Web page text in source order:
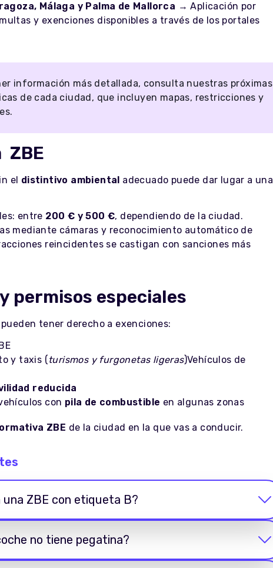
Málaga y Palma de Mallorca → Aplicación por
y exenciones disponibles a través de los portales
información más detallada, consulta nuestras próximas
de cada ciudad, que incluyen mapas, restricciones y
ZBE
el distintivo ambiental adecuado puede dar lugar a una
entre 200 € y 500 €, dependiendo de la ciudad.
mediante cámaras y reconocimiento automático de
reincidentes se castigan con sanciones más
permisos especiales
tener derecho a exenciones:
y taxis (turismos y furgonetas ligeras)Vehículos de
reducida
con pila de combustible en algunas zonas
ZBE de la ciudad en la que vas a conducir.
ZBE con etiqueta B?
no tiene pegatina?